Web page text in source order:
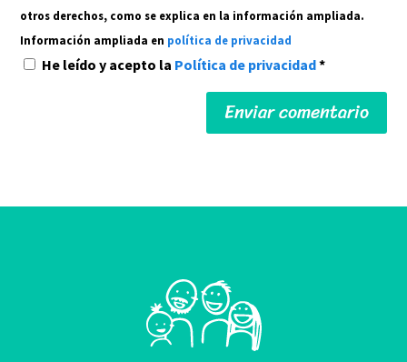
otros derechos, como se explica en la información ampliada.
Información ampliada en política de privacidad
He leído y acepto la Política de privacidad*